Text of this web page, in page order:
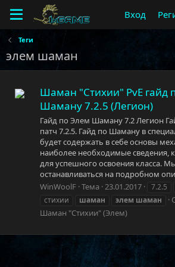
Вход
Теги
элем шаман
Шаман "Стихии" PvE гайд
Шаману 7.2.5 (Легион)
Гайд по Элем Шаману 7.2 Легион
патч 7.2.5. Гайд по Шаману в
будет содержать в себе основы
наиболее необходимые сведения,
для успешного освоения класса.
останавливаться на подробном
WinWoolF Тема 23.01.2017 7.2.5
стихии
шаман элем шаман
Шаман "Стихии" (Элем)